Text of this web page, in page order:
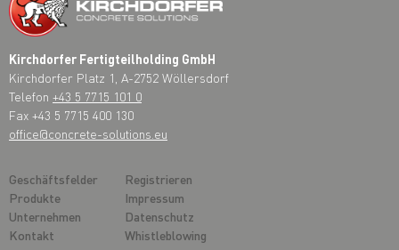
Kirchdorfer Fertigteilholding GmbH
Kirchdorfer Platz 1, A-2752 Wöllersdorf
Telefon +43 5 7715 101 0
Fax +43 5 7715 400 130
office@concrete-solutions.eu
Geschäftsfelder
Produkte
Unternehmen
Kontakt
Registrieren
Impressum
Datenschutz
Whistleblowing